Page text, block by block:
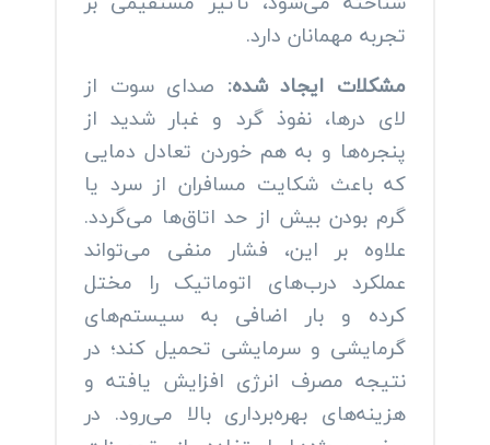
تجربه مهمانان دارد.
مشکلات ایجاد شده: صدای سوت از
لای درها، نفوذ گرد و غبار شدید از
پنجره‌ها و به هم خوردن تعادل دمایی
که باعث شکایت مسافران از سرد یا
گرم بودن بیش از حد اتاق‌ها می‌گردد.
علاوه بر این، فشار منفی می‌تواند
عملکرد درب‌های اتوماتیک را مختل
کرده و بار اضافی به سیستم‌های
گرمایشی و سرمایشی تحمیل کند؛ در
نتیجه مصرف انرژی افزایش یافته و
هزینه‌های بهره‌برداری بالا می‌رود. در